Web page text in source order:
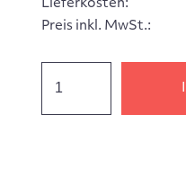
Lieferkosten:
Preis inkl. MwSt.: